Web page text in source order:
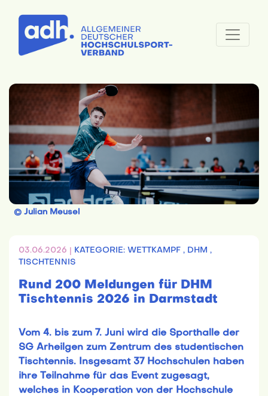
© Julian Meusel
03.06.2026 | KATEGORIE: WETTKAMPF , DHM ,
TISCHTENNIS
Rund 200 Meldungen für DHM
Tischtennis 2026 in Darmstadt
Vom 4. bis zum 7. Juni wird die Sporthalle der
SG Arheilgen zum Zentrum des studentischen
Tischtennis. Insgesamt 37 Hochschulen haben
ihre Teilnahme für das Event zugesagt,
welches in Kooperation von der Hochschule